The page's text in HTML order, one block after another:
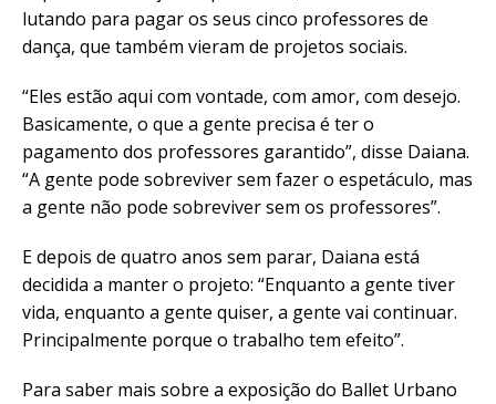
lutando para pagar os seus cinco professores de
dança, que também vieram de projetos sociais.
“Eles estão aqui com vontade, com amor, com desejo.
Basicamente, o que a gente precisa é ter o
pagamento dos professores garantido”, disse Daiana.
“A gente pode sobreviver sem fazer o espetáculo, mas
a gente não pode sobreviver sem os professores”.
E depois de quatro anos sem parar, Daiana está
decidida a manter o projeto: “Enquanto a gente tiver
vida, enquanto a gente quiser, a gente vai continuar.
Principalmente porque o trabalho tem efeito”.
Para saber mais sobre a exposição do Ballet Urbano